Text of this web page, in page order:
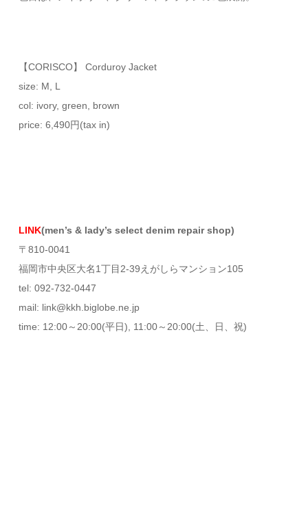
【CORISCO】 Corduroy Jacket
size: M, L
col: ivory, green, brown
price: 6,490円(tax in)
LINK(men’s & lady’s select denim repair shop)
〒810-0041
福岡市中央区大名1丁目2-39えがしらマンション105
tel: 092-732-0447
mail: link@kkh.biglobe.ne.jp
time: 12:00～20:00(平日), 11:00～20:00(土、日、祝)